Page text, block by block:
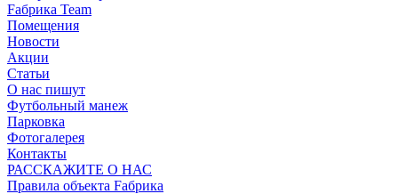
Fабрика Team
Помещения
Новости
Акции
Статьи
О нас пишут
Футбольный манеж
Парковка
Фотогалерея
Контакты
РАССКАЖИТЕ О НАС
Правила объекта Fабрика